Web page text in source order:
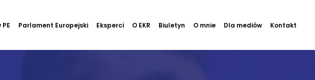
Parlament Europejski Eksperci O EKR Biuletyn O mnie Dla mediów Kontakt